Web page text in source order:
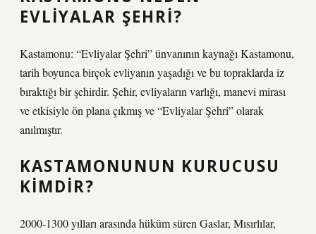
EVLIYALAR ŞEHRI?
Kastamonu: “Evliyalar Şehri” ünvanının kaynağı Kastamonu,
tarih boyunca birçok evliyanın yaşadığı ve bu topraklarda iz
bıraktığı bir şehirdir. Şehir, evliyaların varlığı, manevi mirası
ve etkisiyle ön plana çıkmış ve “Evliyalar Şehri” olarak
anılmıştır.
KASTAMONUNUN KURUCUSU
KIMDIR?
2000-1300 yılları arasında hüküm süren Gaslar, Mısırlılar,